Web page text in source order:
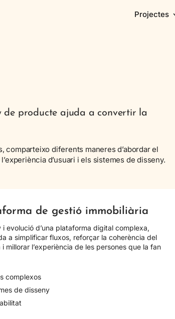
Projectes
de producte ajuda a convertir la
diferents maneres d’abordar el
d’usuari i els sistemes de disseny.
de gestió immobiliària
i evolució d’una plataforma digital complexa,
a simplificar fluxos, reforçar la coherència del
i millorar l’experiència de les persones que la fan
complexos
de disseny